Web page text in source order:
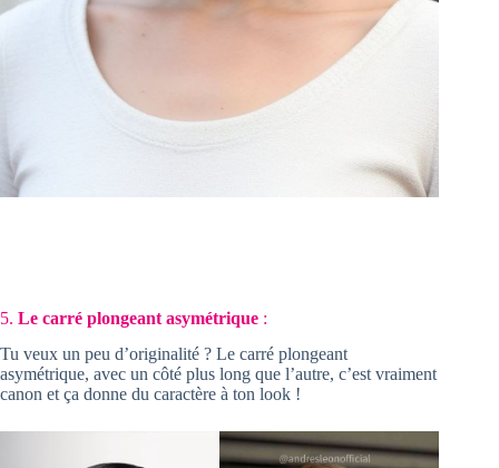
5. Le carré plongeant asymétrique :
Tu veux un peu d’originalité ? Le carré plongeant
asymétrique, avec un côté plus long que l’autre, c’est vraiment
canon et ça donne du caractère à ton look !